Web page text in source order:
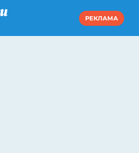
РЕКЛАМА